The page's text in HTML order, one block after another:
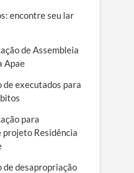
encontre seu lar
de Assembleia
Apae
executados para
para
projeto Residência
de desapropriação